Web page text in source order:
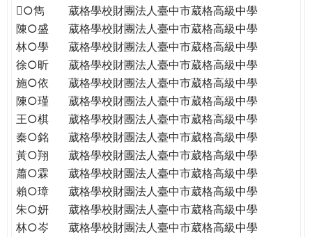
THE
PATH
GLOBAL
CITIZENSHIP
○雋
葳格學校財團法人臺中市葳格高級中學
陳○盛
葳格學校財團法人臺中市葳格高級中學
林○學
葳格學校財團法人臺中市葳格高級中學
徐○昕
葳格學校財團法人臺中市葳格高級中學
施○依
葳格學校財團法人臺中市葳格高級中學
陳○瑾
葳格學校財團法人臺中市葳格高級中學
王○棋
葳格學校財團法人臺中市葳格高級中學
秦○銘
葳格學校財團法人臺中市葳格高級中學
黃○翔
葳格學校財團法人臺中市葳格高級中學
蕭○霖
葳格學校財團法人臺中市葳格高級中學
賴○璋
葳格學校財團法人臺中市葳格高級中學
朱○妍
葳格學校財團法人臺中市葳格高級中學
林○岑
葳格學校財團法人臺中市葳格高級中學